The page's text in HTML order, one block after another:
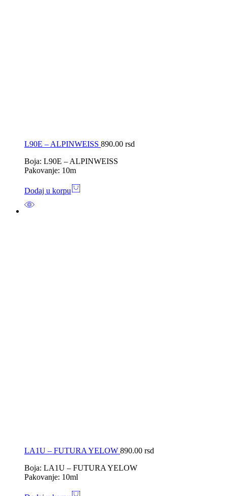
L90E – ALPINWEISS 890.00 rsd
Boja: L90E – ALPINWEISS
Pakovanje: 10m
Dodaj u korpu
LA1U – FUTURA YELOW 890.00 rsd
Boja: LA1U – FUTURA YELOW
Pakovanje: 10ml